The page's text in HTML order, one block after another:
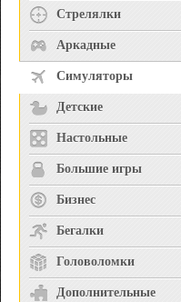
Стрелялки
Аркадные
Симуляторы
Детские
Настольные
Большие игры
Бизнес
Бегалки
Головоломки
Дополнительные